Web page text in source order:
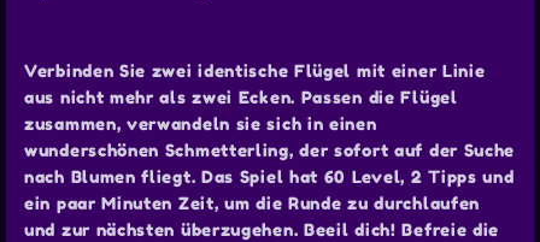
Verbinden Sie zwei identische Flügel mit einer Linie
aus nicht mehr als zwei Ecken. Passen die Flügel
zusammen, verwandeln sie sich in einen
wunderschönen Schmetterling, der sofort auf der Suche
nach Blumen fliegt. Das Spiel hat 60 Level, 2 Tipps und
ein paar Minuten Zeit, um die Runde zu durchlaufen
und zur nächsten überzugehen. Beeil dich! Befreie die